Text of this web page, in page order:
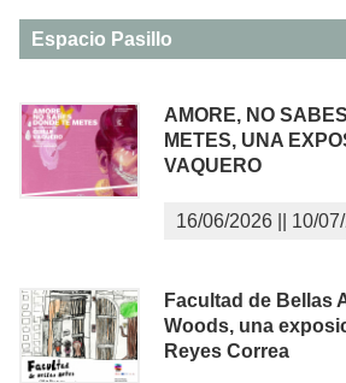
Espacio Pasillo
AMORE, NO
METES, UNA
VAQUERO
16/06/2026 10/
Facultad de Bellas
Woods, una
Reyes Correa